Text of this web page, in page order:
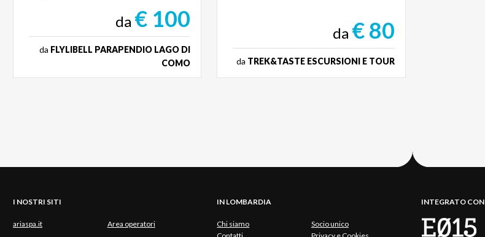
da € 100
da FLYLIBELL PARAPENDIO LAGO DI
COMO
da € 80
da TREK&TASTE ESCURSIONI E TOUR
I NOSTRI SITI
ariaspa.it Area operatori
IN LOMBARDIA
Chi siamo
Socio unico
INTEGRATO CON